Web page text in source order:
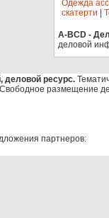
Одежда
скатерти
A-BCD -
деловой
ресурс.
размещение
партнеров: